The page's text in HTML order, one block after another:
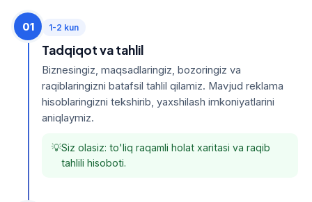
01 1-2 kun
Tadqiqot va tahlil
Biznesingiz, maqsadlaringiz, bozoringiz va
raqiblaringizni batafsil tahlil qilamiz. Mavjud reklama
hisoblaringizni tekshirib, yaxshilash imkoniyatlarini
aniqlaymiz.
Siz olasiz: to'liq raqamli holat xaritasi va raqib
tahlili hisoboti.